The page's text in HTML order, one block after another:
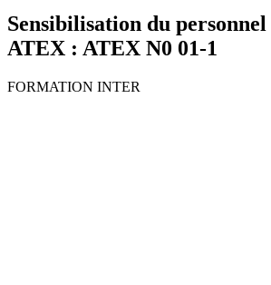
Sensibilisation du
ATEX : ATEX N0 01-1
FORMATION INTER